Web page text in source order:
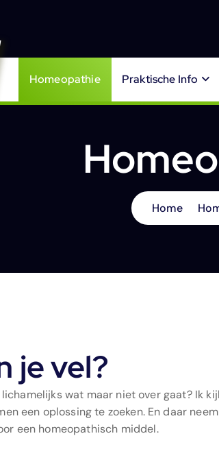
Homeopathie Praktische Info
Home
je vel?
wat maar niet over gaat? Ik
een oplossing te zoeken. En daar
een homeopathisch middel.